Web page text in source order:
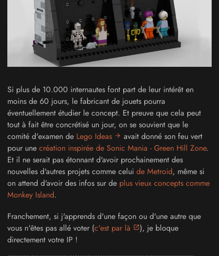
Si plus de 10.000 internautes font part de leur intérêt en
moins de 60 jours, le fabricant de jouets pourra
éventuellement étudier le concept. Et preuve que cela peut
tout à fait être concrétisé un jour, on se souvient que le
comité d'examen de Lego Ideas
avait donné son feu vert
pour une création inspirée de Sonic Mania - Green Hill Zone.
Et il ne serait pas étonnant d'avoir prochainement des
nouvelles d'autres projets comme celui de Metroid, même si
on attend d'avoir des infos sur de plus vieux concepts comme
Monkey Island.
Franchement, si j'apprends d'une façon ou d'une autre que
vous n'êtes pas allé voter (c'est par là
), je bloque
directement votre IP !